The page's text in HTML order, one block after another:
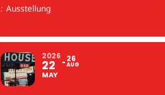
: Ausstellung
2026
22
MAY
26
AUG